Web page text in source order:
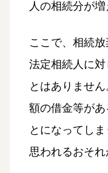
人の相続分が
ここで、相続
法定相続人に
とはありませ
額の借金等が
とになってし
思われるおそれ